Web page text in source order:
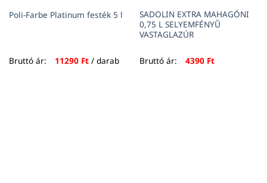
Poli-Farbe Platinum festék 5 l
Bruttó ár: 11290 Ft/ darab
SADOLIN EXTRA MAHAGÓNI
0,75 L SELYEMFÉNYŰ
VASTAGLAZÚR
Bruttó ár: 4390 Ft